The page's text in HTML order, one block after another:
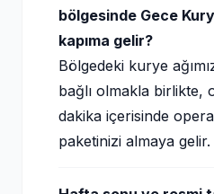
bölgesinde Gece
kapıma gelir?
Bölgedeki kurye
bağlı olmakla birlikte,
dakika içerisinde
paketinizi almaya gelir.